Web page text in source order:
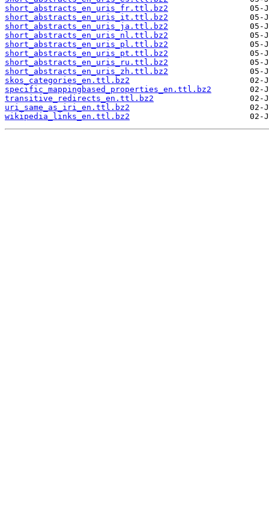
short_abstracts_en_uris_fr.ttl.bz2
short_abstracts_en_uris_it.ttl.bz2
short_abstracts_en_uris_ja.ttl.bz2
short_abstracts_en_uris_nl.ttl.bz2
short_abstracts_en_uris_pl.ttl.bz2
short_abstracts_en_uris_pt.ttl.bz2
short_abstracts_en_uris_ru.ttl.bz2
short_abstracts_en_uris_zh.ttl.bz2
skos_categories_en.ttl.bz2
specific_mappingbased_properties_en.ttl.bz2
transitive_redirects_en.ttl.bz2
uri_same_as_iri_en.ttl.bz2
wikipedia_links_en.ttl.bz2